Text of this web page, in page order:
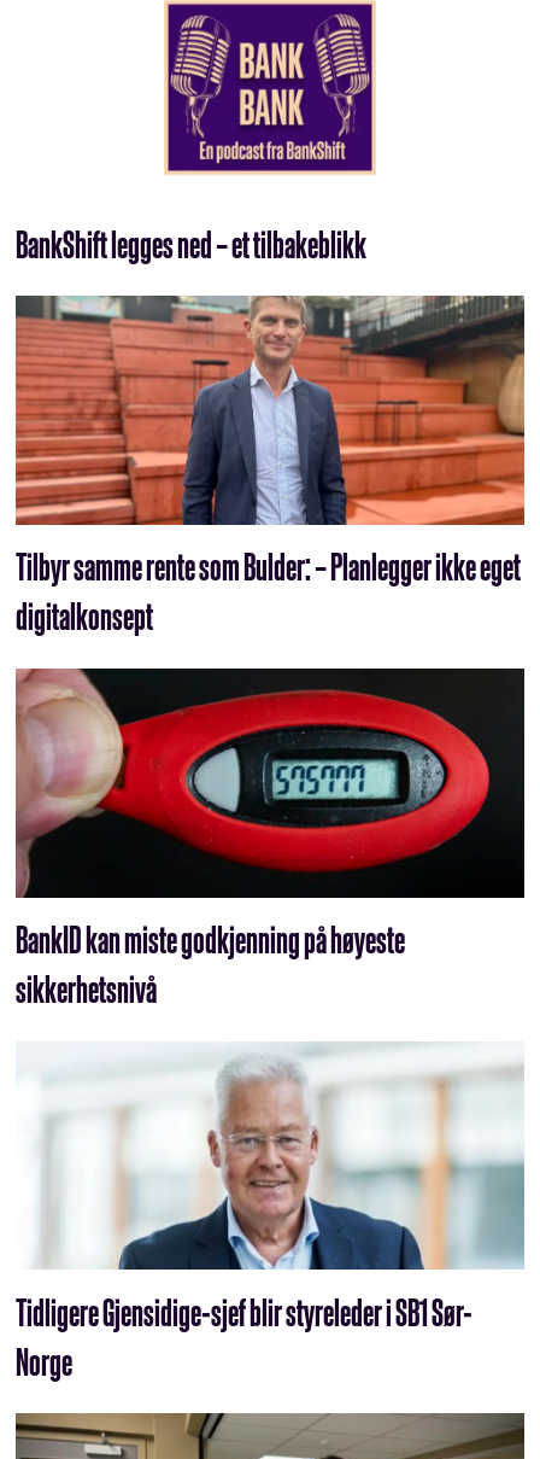
BankShift legges ned – et tilbakeblikk
Tilbyr samme rente som Bulder: – Planlegger ikke eget
digitalkonsept
BankID kan miste godkjenning på høyeste
sikkerhetsnivå
Tidligere Gjensidige-sjef blir styreleder i SB1 Sør-
Norge